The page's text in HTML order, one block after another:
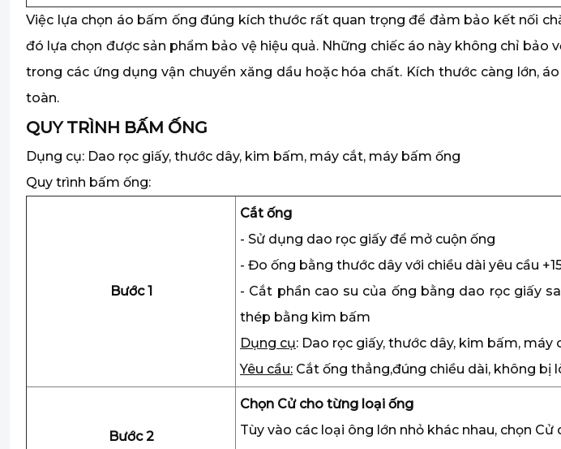
Việc lựa chọn áo bấm ống đúng kích thước rất quan trọng để đảm bảo kết nối
đó lựa chọn được sản phẩm bảo vệ hiệu quả. Những chiếc áo này không chỉ
trong các ứng dụng vận chuyển xăng dầu hoặc hóa chất. Kích thước càng lớn,
toàn.
QUY TRÌNH BẤM ỐNG
Dụng cụ: Dao rọc giấy, thước dây, kim bấm, máy cắt, máy bấm ống
Quy trình bấm ống:
Bước 1
Cắt ống
- Sử dụng dao rọc giấy để mở cuộn ống
- Đo ống bằng thước dây với chiều dài yêu cầu
- Cắt phần cao su của ống bằng dao rọc giấy
thép bằng kìm bấm
Dụng cụ: Dao rọc giấy, thước dây, kim bấm, máy
Yêu cầu: Cắt ống thẳng,đúng chiều dài, không bị
Bước 2
Chọn Cử cho từng loại ống
Tùy vào các loại ông lớn nhỏ khác nhau, chọn Cử